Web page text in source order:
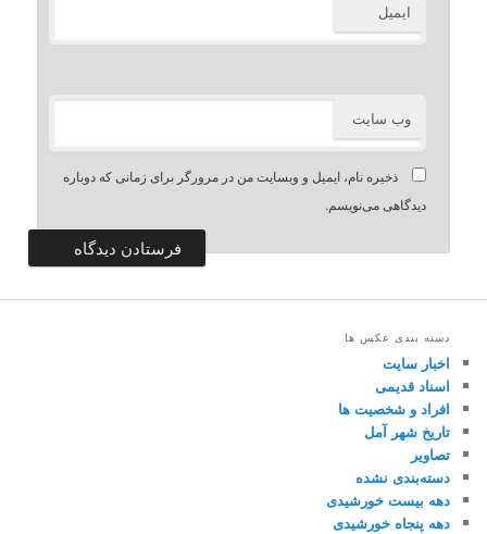
ایمیل
وب‌ سایت
ذخیره نام، ایمیل و وبسایت من در مرورگر برای زمانی که دوباره
دیدگاهی می‌نویسم.
دسته بندی عکس ها
اخبار سایت
اسناد قدیمی
افراد و شخصیت ها
تاریخ شهر آمل
تصاویر
دسته‌بندی نشده
دهه بیست خورشیدی
دهه پنجاه خورشیدی